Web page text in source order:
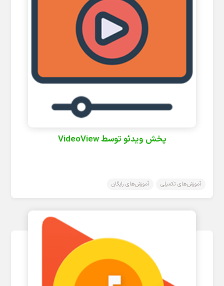
پخش ویدئو توسط VideoView
آموزش‌های تکمیلی آموزش‌های رایگان